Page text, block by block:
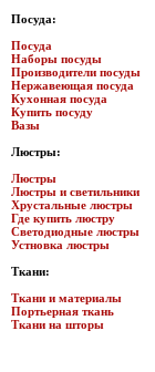
Посуда:
Посуда
Наборы посуды
Производители посуды
Нержавеющая посуда
Кухонная посуда
Купить посуду
Вазы
Люстры:
Люстры
Люстры и светильники
Хрустальные люстры
Где купить люстру
Светодиодные люстры
Устновка люстры
Ткани:
Ткани и материалы
Портьерная ткань
Ткани на шторы